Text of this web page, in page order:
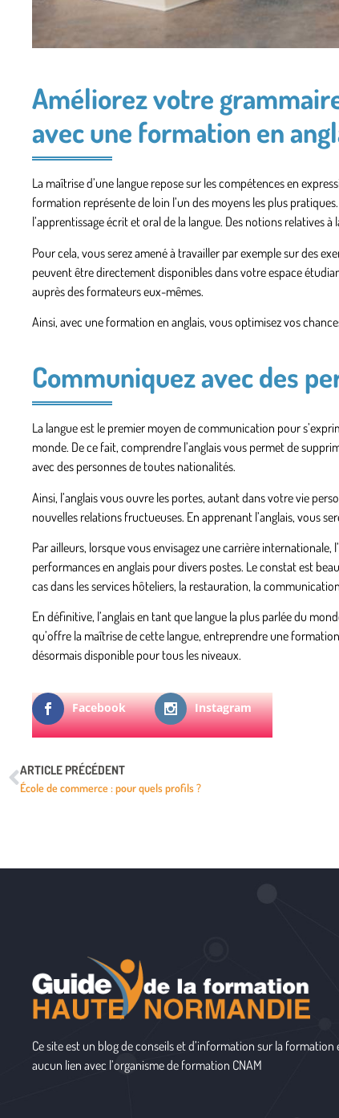
Améliorez votre
avec une formation en
La maîtrise d’une langue repose sur les compétences en
formation représente de loin l’un des moyens les plus
l’apprentissage écrit et oral de la langue. Des notions relatives à
Pour cela, vous serez amené à travailler par exemple sur des
peuvent être directement disponibles dans votre espace
auprès des formateurs eux-mêmes.
Ainsi, avec une formation en anglais, vous optimisez vos
Communiquez avec des
La langue est le premier moyen de communication pour
monde. De ce fait, comprendre l’anglais vous permet de
avec des personnes de toutes nationalités.
Ainsi, l’anglais vous ouvre les portes, autant dans votre vie
nouvelles relations fructueuses. En apprenant l’anglais, vous
Par ailleurs, lorsque vous envisagez une carrière internationale,
performances en anglais pour divers postes. Le constat est
cas dans les services hôteliers, la restauration, la
En définitive, l’anglais en tant que langue la plus parlée du
qu’offre la maîtrise de cette langue, entreprendre une
désormais disponible pour tous les niveaux.
Facebook Instagram
ARTICLE PRÉCÉDENT
École de commerce : pour quels profils ?
Ce site est un blog de conseils et d’information sur la formation
aucun lien avec l’organisme de formation CNAM